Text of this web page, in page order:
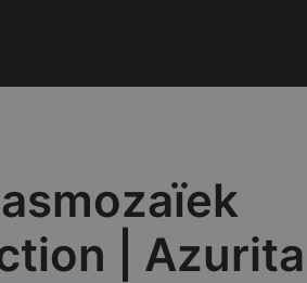
| Azurita